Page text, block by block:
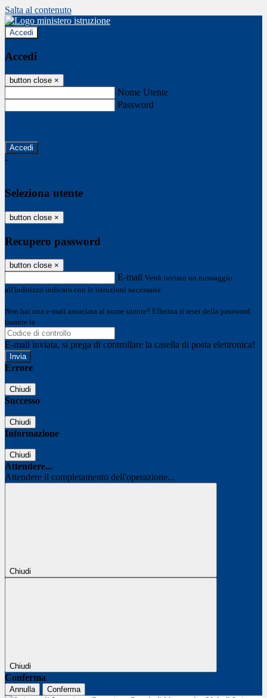
Salta al contenuto
Accedi
Accedi
button close ×
Nome Utente
Password
-
Seleziona utente
button close ×
Recupero password
button close ×
E-mail Verrà inviato un messaggio
all'indirizzo indicato con le istruzioni necessarie.
Non hai una e-mail associata al nome utente? Effettua il reset della password
tramite la
E-mail inviata, si prega di controllare la casella di posta elettronica!
Errore
Chiudi
Successo
Chiudi
Informazione
Chiudi
Attendere...
Attendere il completamento dell'operazione...
Chiudi
Chiudi
Conferma
Annulla Conferma